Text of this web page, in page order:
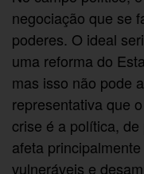
negociação que se
poderes. O ideal
uma reforma do
mas isso não pode
representativa que
crise é a política,
afeta
vulneráveis e